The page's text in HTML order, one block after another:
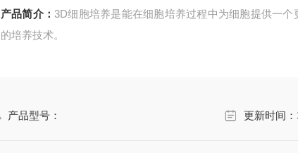
产品简介：3D细胞培养是能在细胞培养过程中为细胞提供一
的培养技术。
产品型号： 更新时间：